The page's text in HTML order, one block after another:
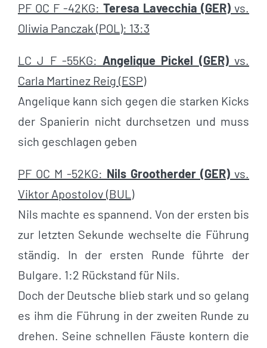
PF OC F -42KG:Teresa Lavecchia (GER) vs.
Oliwia Panczak (POL): 13:3
LC J F -55KG: Angelique Pickel (GER)vs.
Carla Martinez Reig (ESP)
Angelique kann sich gegen die starken Kicks
der Spanierin nicht durchsetzen und muss
sich geschlagen geben
PF OC M -52KG: Nils Grootherder (GER) vs.
Viktor Apostolov (BUL)
Nils machte es spannend. Von der ersten bis
zur letzten Sekunde wechselte die Führung
ständig. In der ersten Runde führte der
Bulgare. 1:2 Rückstand für Nils.
Doch der Deutsche blieb stark und so gelang
es ihm die Führung in der zweiten Runde zu
drehen. Seine schnellen Fäuste kontern die